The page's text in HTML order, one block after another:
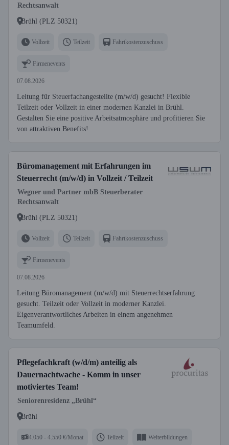
Rechtsanwalt
Brühl (PLZ 50321)
Vollzeit Teilzeit Fahrtkostenzuschuss
Firmenevents
07.08.2026
Leitung für Steuerfachangestellte (m/w/d) gesucht! Flexible
Teilzeit oder Vollzeit in einer modernen Kanzlei in Brühl.
Gestalten Sie eine positive Arbeitsatmosphäre und profitieren Sie
von attraktiven Benefits!
Büromanagement mit Erfahrungen im
Steuerrecht (m/w/d) in Vollzeit / Teilzeit
Wegner und Partner mbB Steuerberater
Rechtsanwalt
Brühl (PLZ 50321)
Vollzeit Teilzeit Fahrtkostenzuschuss
Firmenevents
07.08.2026
Leitung Büromanagement (m/w/d) mit Steuerrechtserfahrung
gesucht. Teilzeit oder Vollzeit in moderner Kanzlei.
Eigenverantwortliches Arbeiten in einem angenehmen
Teamumfeld.
Pflegefachkraft (w/d/m) anteilig als
Dauernachtwache - Komm in unser
motiviertes Team!
Seniorenresidenz „Brühl“
Brühl
4.050 - 4.550 €/Monat Teilzeit Weiterbildungen